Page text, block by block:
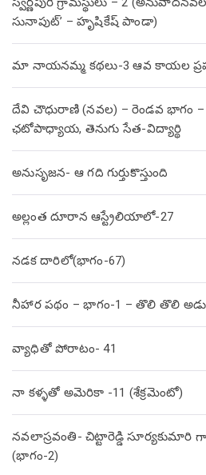
సునాపుట్’ – హృషికేష్ పాండా)
మా నాయనమ్మ కథలు-3 ఆవ కాయల
దేవి చౌధురాణి (నవల) – రెండవ భాగం –
ఛటోపాధ్యాయ, తెనుగు సేత-విద్యార్థి
అనుసృజన- ఆ గది గుర్తుకొస్తుంది
అల్లంత దూరాన ఆస్ట్రేలియాలో-27
నడక దారిలో(భాగం-67)
నీహార పథం – భాగం-1 – తొలి తొలి
వ్యాధితో పోరాటం- 41
నా కళ్ళతో అమెరికా -11 (శేక్రమెంటో)
నవలాస్రవంతి- చిట్టారెడ్డి సూర్యకుమారి
(భాగం-2)